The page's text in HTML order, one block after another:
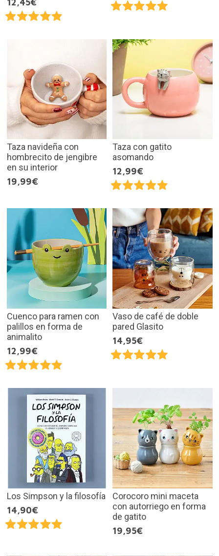
12,45€
Taza navideña con
hombrecito de jengibre
en su interior
19,99€
Taza con gatito
asomando
12,99€
Cuenco para ramen con
palillos en forma de
animalito
12,99€
Vaso de café de doble
pared Glasito
14,95€
Los Simpson y la filosofía
14,90€
Corocoro mini maceta
con autorriego en forma
de gatito
19,95€